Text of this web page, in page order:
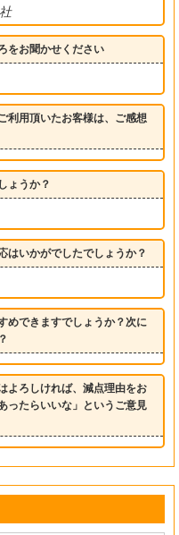
社
をお聞かせください
利用頂いたお客様は、ご感想
ょうか？
はいかがでしたでしょうか？
めできますでしょうか？次に
よろしければ、減点理由をお
ったらいいな」というご意見